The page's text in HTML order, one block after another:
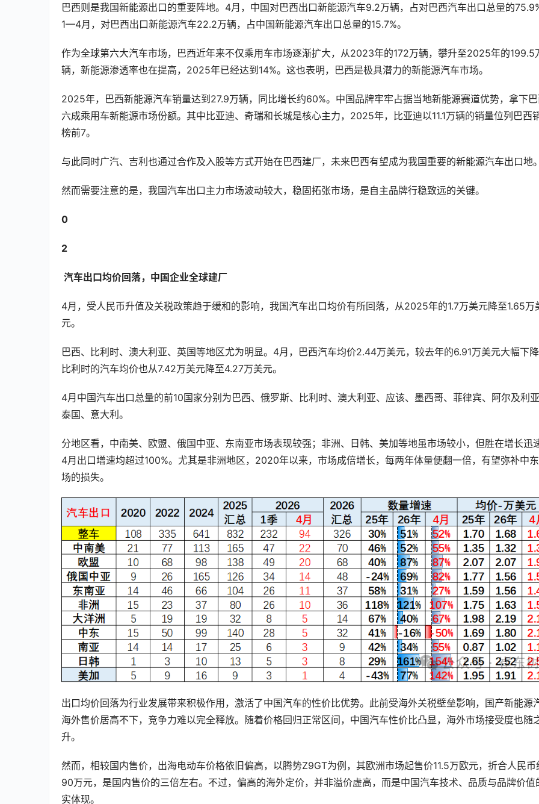
巴西则是我国新能源出口的重要阵地。4月，中国对巴西出口新能源汽车9.2万辆，占对巴西汽车出口总量的75.9%
1—4月，对巴西出口新能源汽车22.2万辆，占中国新能源汽车出口总量的15.7%。
作为全球第六大汽车市场，巴西近年来不仅乘用车市场逐渐扩大，从2023年的172万辆，攀升至2025年的199.5
辆，新能源渗透率也在提高，2025年已经达到14%。这也表明，巴西是极具潜力的新能源汽车市场。
2025年，巴西新能源汽车销量达到27.9万辆，同比增长约60%。中国品牌牢牢占据当地新能源赛道优势，拿下
六成乘用车新能源市场份额。其中比亚迪、奇瑞和长城是核心主力，2025年，比亚迪以11.1万辆的销量位列巴西
榜前7。
与此同时广汽、吉利也通过合作及入股等方式开始在巴西建厂，未来巴西有望成为我国重要的新能源汽车出口地。
然而需要注意的是，我国汽车出口主力市场波动较大，稳固拓张市场，是自主品牌行稳致远的关键。
0
2
汽车出口均价回落，中国企业全球建厂
4月，受人民币升值及关税政策趋于缓和的影响，我国汽车出口均价有所回落，从2025年的1.7万美元降至1.65万
元。
巴西、比利时、澳大利亚、英国等地区尤为明显。4月，巴西汽车均价2.44万美元，较去年的6.91万美元大幅下降
比利时的汽车均价也从7.42万美元降至4.27万美元。
4月中国汽车出口总量的前10国家分别为巴西、俄罗斯、比利时、澳大利亚、应该、墨西哥、菲律宾、阿尔及利亚
泰国、意大利。
分地区看，中南美、欧盟、俄国中亚、东南亚市场表现较强；非洲、日韩、美加等地虽市场较小，但胜在增长迅速
4月出口增速均超过100%。尤其是非洲地区，2020年以来，市场成倍增长，每两年体量便翻一倍，有望弥补中
场的损失。
出口均价回落为行业发展带来积极作用，激活了中国汽车的性价比优势。此前受海外关税壁垒影响，国产新能源
海外售价居高不下，竞争力难以完全释放。随着价格回归正常区间，中国汽车性价比凸显，海外市场接受度也随
升。
然而，相较国内售价，出海电动车价格依旧偏高，以腾势Z9GT为例，其欧洲市场起售价11.5万欧元，折合人民币
90万元，是国内售价的三倍左右。不过，偏高的海外定价，并非溢价虚高，而是中国汽车技术、品质与品牌价值
实体现。